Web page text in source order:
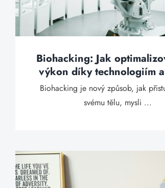
Biohacking: Jak
výkon díky technologiím
Biohacking je nový způsob, jak
svému tělu, mysli ...